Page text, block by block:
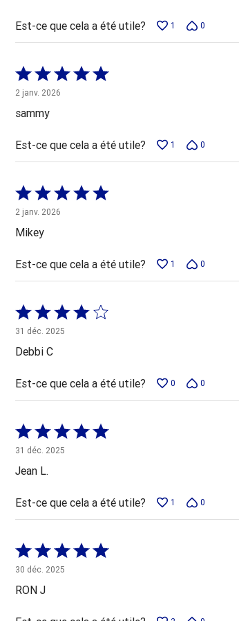
Est-ce que cela a été utile? 1 0
Coté
5 sur
2 janv. 2026
sammy
Est-ce que cela a été utile? 1 0
Coté
5 sur
5
2 janv. 2026
Mikey
Est-ce que cela a été utile? 1 0
Coté
4 sur
5
31 déc. 2025
Debbi C
Est-ce que cela a été utile? 0 0
Coté
5 sur
5
31 déc. 2025
Jean L.
Est-ce que cela a été utile? 1 0
Coté
5 sur
5
30 déc. 2025
RON J